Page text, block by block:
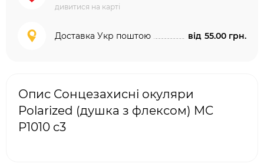
дивитися на карті
Доставка Укр поштою від 55.00 грн.
Опис Сонцезахисні окуляри
Polarized (душка з флексом) MC
P1010 c3